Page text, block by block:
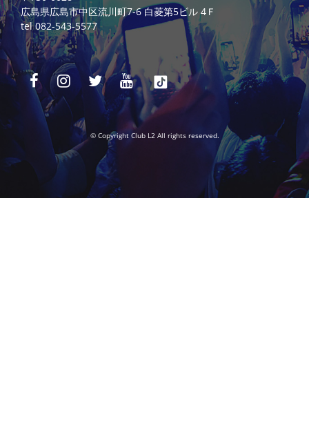
広島県広島市中区流川町7-6 白菱第5ビル 4Ｆ
tel 082-543-5577
© Copyright Club L2 All rights reserved.